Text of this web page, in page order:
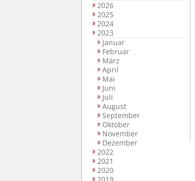
2026
2025
2024
2023
Januar
Februar
März
April
Mai
Juni
Juli
August
September
Oktober
November
Dezember
2022
2021
2020